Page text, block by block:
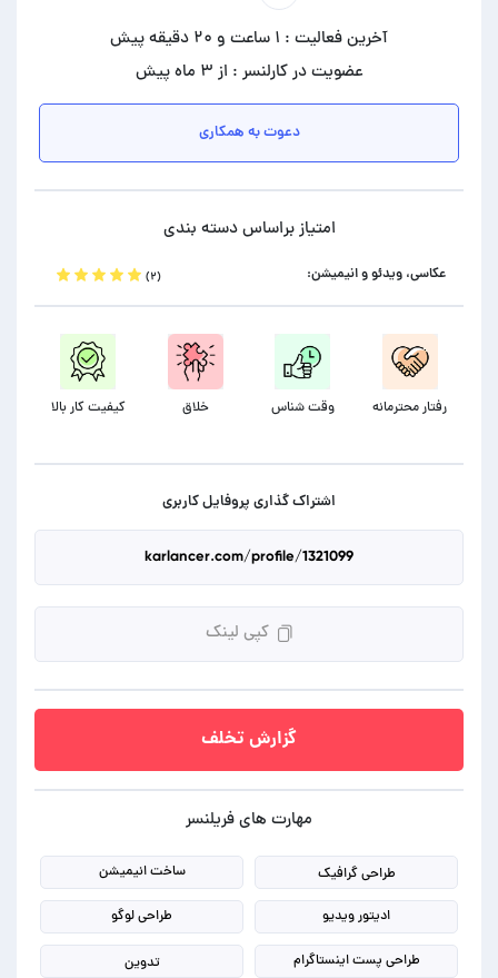
آخرین فعالیت : ۱ ساعت و ۲۰ دقیقه پیش
عضویت در کارلنسر : از ۳ ماه پیش
دعوت به همکاری
امتیاز براساس دسته بندی
عکاسی، ویدئو و انیمیشن: (۲)
رفتار محترمانه وقت شناس خلاق کیفیت کار بالا
اشتراک گذاری پروفایل کاربری
کپی لینک
گزارش تخلف
مهارت های فریلنسر
طراحی گرافیک ساخت انیمیشن
ادیتور ویدیو طراحی لوگو
طراحی پست اینستاگرام تدوین